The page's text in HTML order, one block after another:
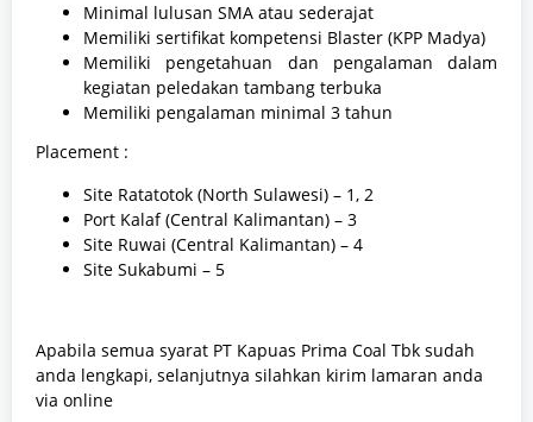
Minimal lulusan SMA atau sederajat
Memiliki sertifikat kompetensi Blaster (KPP Madya)
Memiliki pengetahuan dan pengalaman dalam
kegiatan peledakan tambang terbuka
Memiliki pengalaman minimal 3 tahun
Placement :
Site Ratatotok (North Sulawesi) – 1, 2
Port Kalaf (Central Kalimantan) – 3
Site Ruwai (Central Kalimantan) – 4
Site Sukabumi – 5
Apabila semua syarat PT Kapuas Prima Coal Tbk sudah
anda lengkapi, selanjutnya silahkan kirim lamaran anda
via online